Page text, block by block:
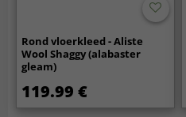
Rond vloerkleed - Aliste
Wool Shaggy (alabaster
gleam)
119.99 €